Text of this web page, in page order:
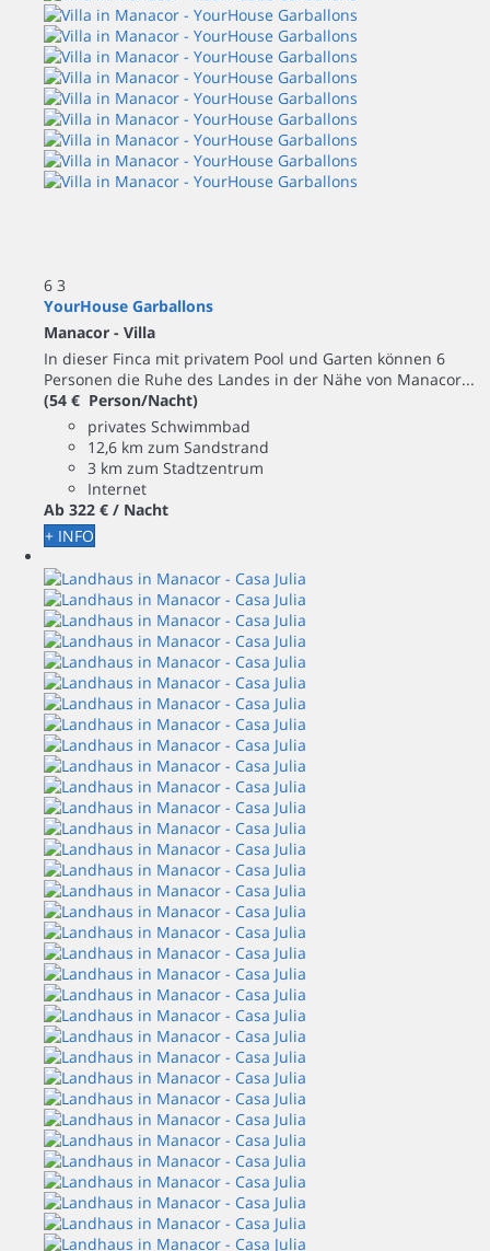
6 3
YourHouse Garballons
Manacor - Villa
In dieser Finca mit privatem Pool und Garten können 6
Personen die Ruhe des Landes in der Nähe von Manacor...
(54 € Person/Nacht)
privates Schwimmbad
12,6 km zum Sandstrand
3 km zum Stadtzentrum
Internet
Ab 322 € / Nacht
+ INFO